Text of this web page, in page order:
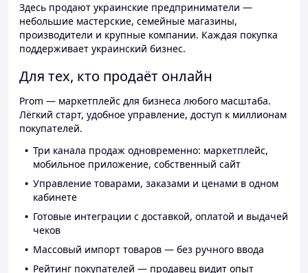
Здесь продают украинские предприниматели —
небольшие мастерские, семейные магазины,
производители и крупные компании. Каждая покупка
поддерживает украинский бизнес.
Для тех, кто продаёт онлайн
Prom — маркетплейс для бизнеса любого масштаба.
Лёгкий старт, удобное управление, доступ к миллионам
покупателей.
Три канала продаж одновременно: маркетплейс,
мобильное приложение, собственный сайт
Управление товарами, заказами и ценами в одном
кабинете
Готовые интеграции с доставкой, оплатой и выдачей
чеков
Массовый импорт товаров — без ручного ввода
Рейтинг покупателей — продавец видит опыт